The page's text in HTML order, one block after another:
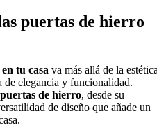
puertas de hierro
en tu casa va más allá de la
elegancia y funcionalidad.
de hierro, desde su
de diseño que añade un